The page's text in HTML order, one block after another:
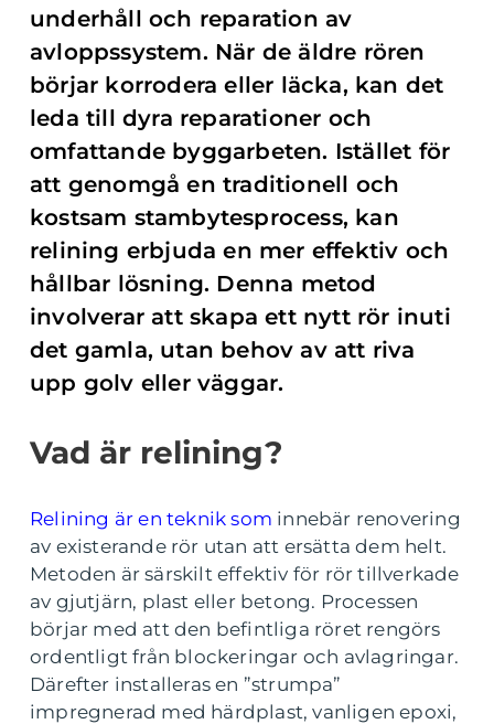
underhåll och reparation av
avloppssystem. När de äldre rören
börjar korrodera eller läcka, kan det
leda till dyra reparationer och
omfattande byggarbeten. Istället för
att genomgå en traditionell och
kostsam stambytesprocess, kan
relining erbjuda en mer effektiv och
hållbar lösning. Denna metod
involverar att skapa ett nytt rör inuti
det gamla, utan behov av att riva
upp golv eller väggar.
Vad är relining?
Relining är en teknik som innebär renovering
av existerande rör utan att ersätta dem helt.
Metoden är särskilt effektiv för rör tillverkade
av gjutjärn, plast eller betong. Processen
börjar med att den befintliga röret rengörs
ordentligt från blockeringar och avlagringar.
Därefter installeras en ”strumpa”
impregnerad med härdplast, vanligen epoxi,